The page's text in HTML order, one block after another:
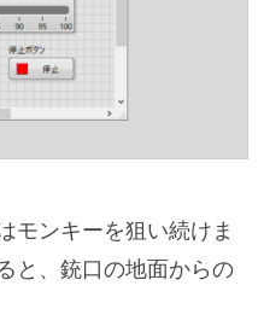
モンキーを狙い続けま
と、銃口の地面からの